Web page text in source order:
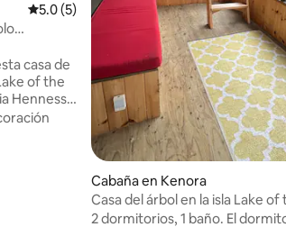
Calificación promedio: 5.0 de 5, 5 reseñas
5.0 (5)
casa de
of the
Hennessy
Cabaña en Kenora
Casa del árbol en la isla Lake of
Woods
2 dormitorios, 1 baño. El